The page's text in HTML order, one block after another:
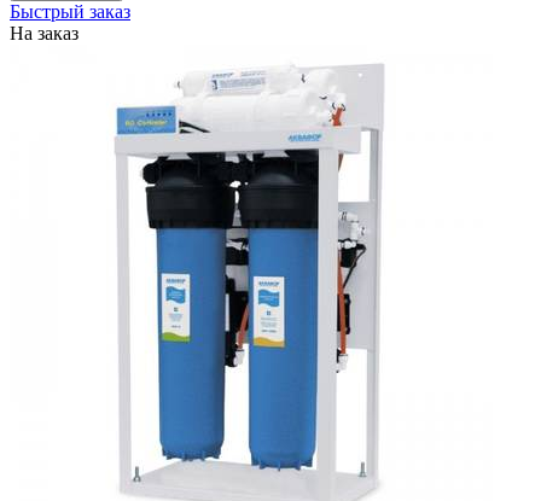
Быстрый заказ
На заказ